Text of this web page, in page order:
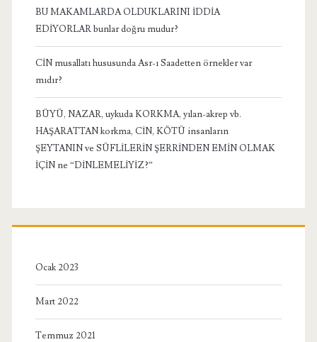
BU MAKAMLARDA OLDUKLARINI İDDİA
EDİYORLAR bunlar doğru mudur?
CİN musallatı hususunda Asr-ı Saadetten örnekler var
mıdır?
BÜYÜ, NAZAR, uykuda KORKMA, yılan-akrep vb.
HAŞARATTAN korkma, CİN, KÖTÜ insanların
ŞEYTANIN ve SÜFLİLERİN ŞERRİNDEN EMİN OLMAK
İÇİN ne “DİNLEMELİYİZ?”
Ocak 2023
Mart 2022
Temmuz 2021